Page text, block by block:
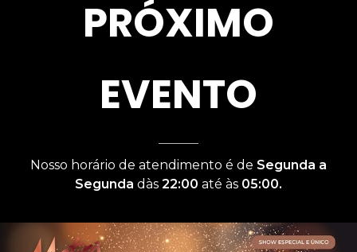
PRÓXIMO
EVENTO
Nosso horário de atendimento é de Segunda a
Segunda dàs 22:00 até às 05:00.